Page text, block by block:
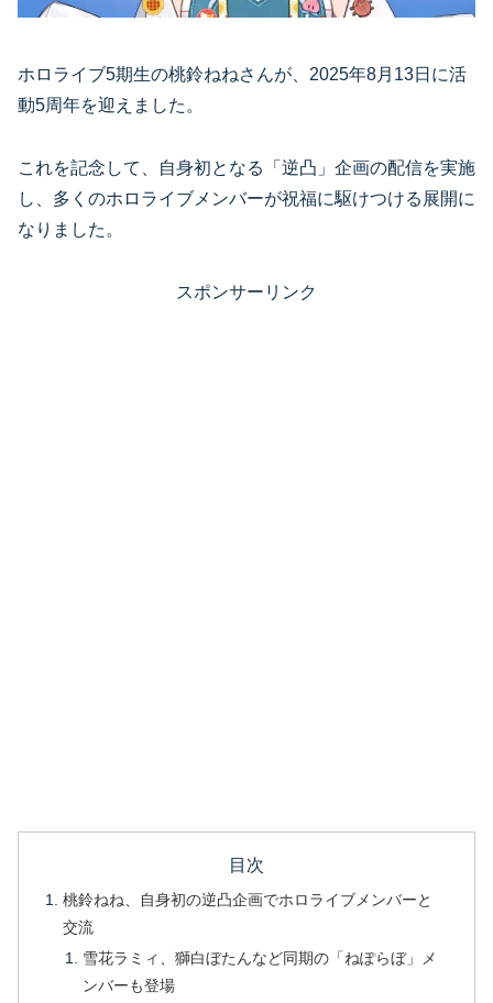
ホロライブ5期生の桃鈴ねねさんが、2025年8月13日に活
動5周年を迎えました。
これを記念して、自身初となる「逆凸」企画の配信を実施
し、多くのホロライブメンバーが祝福に駆けつける展開に
なりました。
スポンサーリンク
目次
桃鈴ねね、自身初の逆凸企画でホロライブメンバーと
交流
雪花ラミィ、獅白ぼたんなど同期の「ねぽらぼ」メ
ンバーも登場